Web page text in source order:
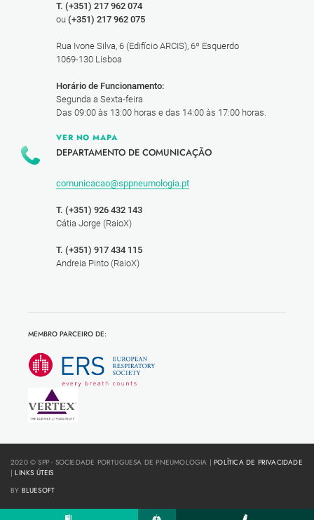
T. (+351) 217 962 074
ou (+351) 217 962 075
Rua Ivone Silva, 6 (Edifício ARCIS), 6º Esquerdo
1069-130 Lisboa
Horário de Funcionamento:
Segunda a Sexta-feira
Das 09:00 às 13:00 horas e das 14:00 às 17:00 horas.
VER NO MAPA
DEPARTAMENTO DE COMUNICAÇÃO
comunicacao@sppneumologia.pt
T. (+351) 926 432 143
Cátia Jorge (RaioX)
T. (+351) 917 434 115
Andreia Pinto (RaioX)
MEMBRO PARCEIRO DE:
2020 © SPP - SOCIEDADE PORTUGUESA DE PNEUMOLOGIA |POLÍTICA DE PRIVACIDADE
|LINKS ÚTEIS
BY BLUESOFT